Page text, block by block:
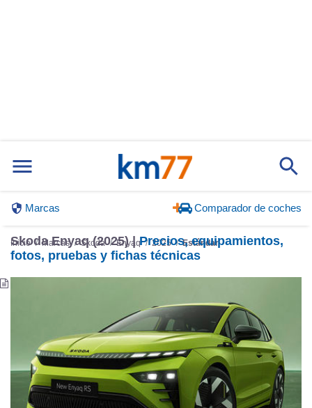
Marcas Comparador de coches
Inicio Marcas Skoda Enyaq 2025 Estándar
Skoda Enyaq (2025) |Precios, equipamientos,
fotos, pruebas y fichas técnicas